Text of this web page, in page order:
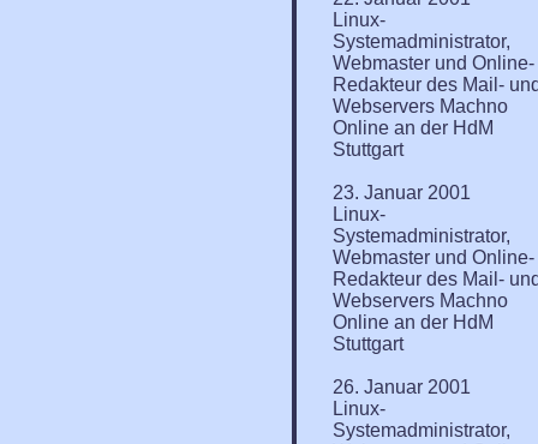
Linux-
Systemadministrator,
Webmaster und Online-
Redakteur des Mail-
Webservers Machno
Online an der HdM
Stuttgart
23. Januar 2001
Linux-
Systemadministrator,
Webmaster und Online-
Redakteur des Mail-
Webservers Machno
Online an der HdM
Stuttgart
26. Januar 2001
Linux-
Systemadministrator,